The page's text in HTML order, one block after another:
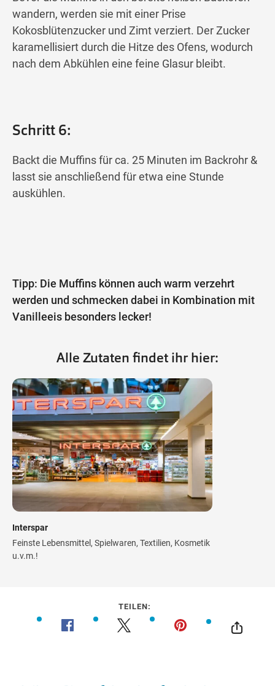
wandern, werden sie mit einer Prise
Kokosblütenzucker und Zimt verziert. Der Zucker
karamellisiert durch die Hitze des Ofens, wodurch
nach dem Abkühlen eine feine Glasur bleibt.
Schritt 6:
Backt die Muffins für ca. 25 Minuten im Backrohr &
lasst sie anschließend für etwa eine Stunde
auskühlen.
Tipp: Die Muffins können auch warm verzehrt
werden und schmecken dabei in Kombination mit
Vanilleeis besonders lecker!
Alle Zutaten findet ihr hier:
Interspar
Feinste Lebensmittel, Spielwaren, Textilien, Kosmetik
u.v.m.!
TEILEN: